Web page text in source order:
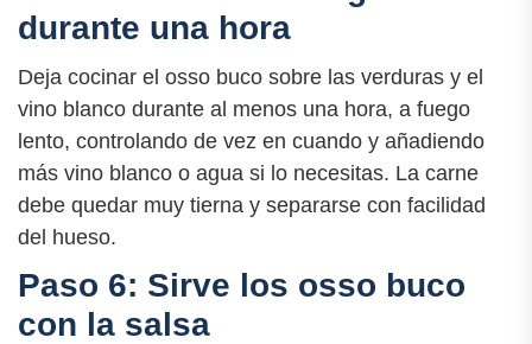
durante una hora
Deja cocinar el osso buco sobre las verduras y el
vino blanco durante al menos una hora, a fuego
lento, controlando de vez en cuando y añadiendo
más vino blanco o agua si lo necesitas. La carne
debe quedar muy tierna y separarse con facilidad
del hueso.
Paso 6: Sirve los osso buco
con la salsa